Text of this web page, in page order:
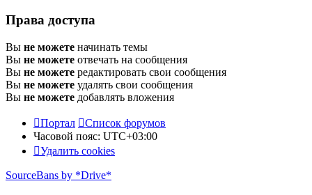
Права доступа
Вы не можете начинать темы
Вы не можете отвечать на сообщения
Вы не можете редактировать свои сообщения
Вы не можете удалять свои сообщения
Вы не можете добавлять вложения
Портал
Список форумов
Часовой пояс: UTC+03:00
Удалить cookies
SourceBans by *Drive*